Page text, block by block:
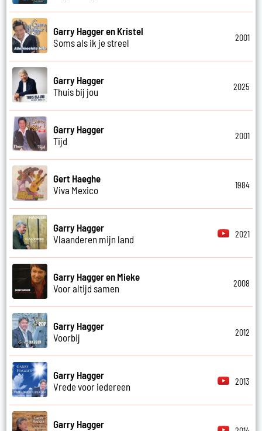
Garry Hagger en Kristel
Soms als ik je streel
2001
Garry Hagger
Thuis bij jou
2025
Garry Hagger
Tijd
2001
Gert Haeghe
Viva Mexico
1984
Garry Hagger
Vlaanderen mijn land
2021
Garry Hagger en Mieke
Voor altijd samen
2008
Garry Hagger
Voorbij
2012
Garry Hagger
Vrede voor iedereen
2013
Garry Hagger